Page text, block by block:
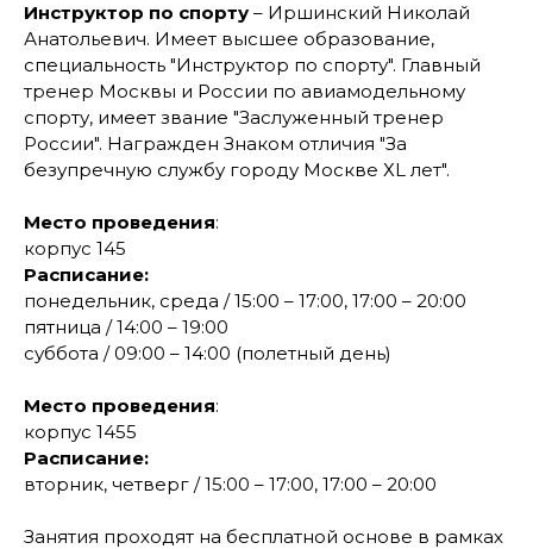
Инструктор по спорту – Иршинский Николай
Анатольевич. Имеет высшее образование,
специальность "Инструктор по спорту". Главный
тренер Москвы и России по авиамодельному
спорту, имеет звание "Заслуженный тренер
России". Награжден Знаком отличия "За
безупречную службу городу Москве ХL лет".
Место проведения:
корпус 145
Расписание:
понедельник, среда / 15:00 – 17:00, 17:00 – 20:00
пятница / 14:00 – 19:00
суббота / 09:00 – 14:00 (полетный день)
Место проведения:
корпус 1455
Расписание:
вторник, четверг / 15:00 – 17:00, 17:00 – 20:00
Занятия проходят на бесплатной основе в рамках